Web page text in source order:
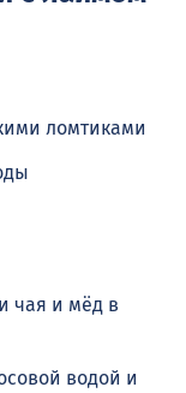
ломтиками
чая и мёд в
водой и